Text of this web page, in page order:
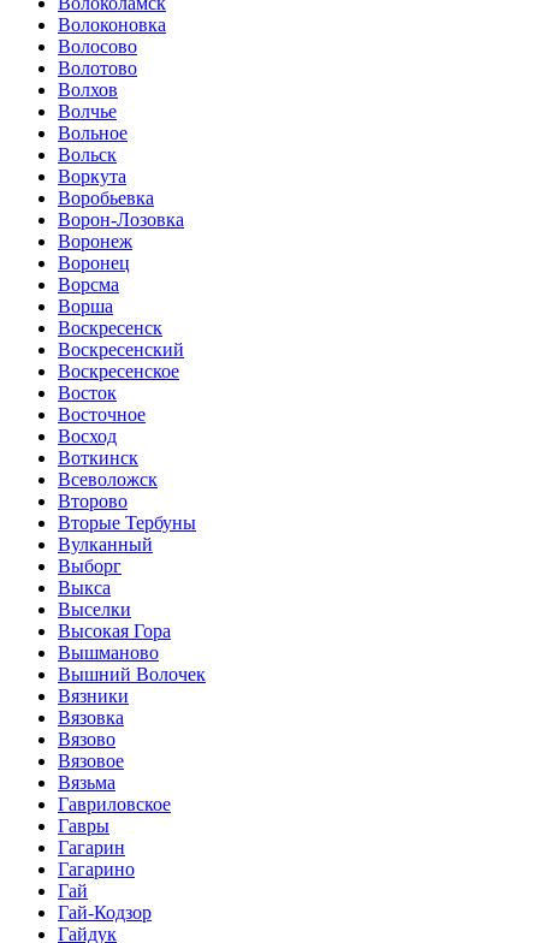
Волоконовка
Волосово
Волотово
Волхов
Волчье
Вольное
Вольск
Воркута
Воробьевка
Ворон-Лозовка
Воронеж
Воронец
Ворсма
Ворша
Воскресенск
Воскресенский
Воскресенское
Восток
Восточное
Восход
Воткинск
Всеволожск
Второво
Вторые Тербуны
Вулканный
Выборг
Выкса
Выселки
Высокая Гора
Вышманово
Вышний Волочек
Вязники
Вязовка
Вязово
Вязовое
Вязьма
Гавриловское
Гавры
Гагарин
Гагарино
Гай
Гай-Кодзор
Гайдук